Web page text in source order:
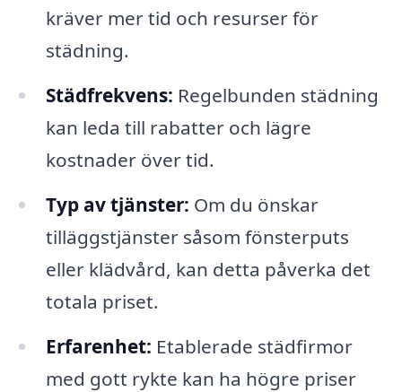
kräver mer tid och resurser för
städning.
Städfrekvens: Regelbunden städning
kan leda till rabatter och lägre
kostnader över tid.
Typ av tjänster: Om du önskar
tilläggstjänster såsom fönsterputs
eller klädvård, kan detta påverka det
totala priset.
Erfarenhet: Etablerade städfirmor
med gott rykte kan ha högre priser